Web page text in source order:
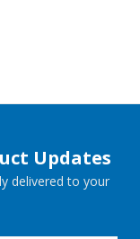
Updates
delivered to your